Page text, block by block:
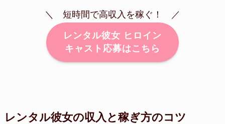
＼ 短時間で高収入を稼ぐ！ ／
レンタル彼女 ヒロイン
キャスト応募はこちら
レンタル彼女の収入と稼ぎ方のコツ